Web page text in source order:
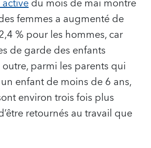
femmes a augmenté de
% pour les hommes, car
de garde des enfants
parmi les parents qui
enfant de moins de 6 ans,
environ trois fois plus
retournés au travail que